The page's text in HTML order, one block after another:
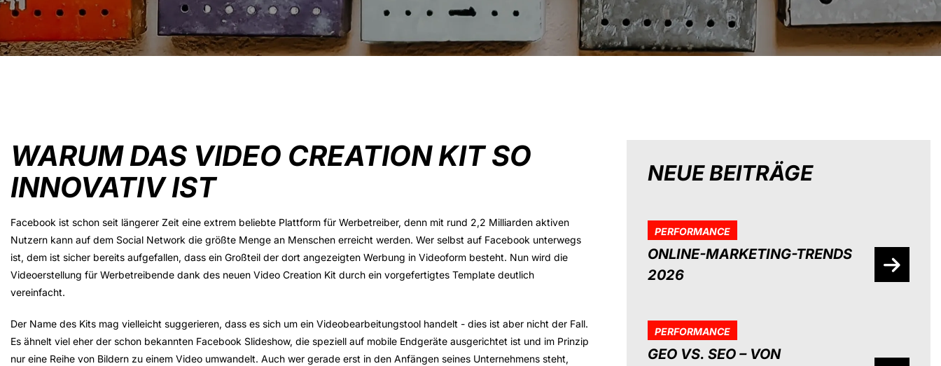
WARUM DAS VIDEO CREATION KIT SO
INNOVATIV IST
Facebook ist schon seit längerer Zeit eine extrem beliebte Plattform für Werbetreiber, denn mit rund 2,2 Milliarden aktiven
Nutzern kann auf dem Social Network die größte Menge an Menschen erreicht werden. Wer selbst auf Facebook unterwegs
ist, dem ist sicher bereits aufgefallen, dass ein Großteil der dort angezeigten Werbung in Videoform besteht. Nun wird die
Videoerstellung für Werbetreibende dank des neuen Video Creation Kit durch ein vorgefertigtes Template deutlich
vereinfacht.
Der Name des Kits mag vielleicht suggerieren, dass es sich um ein Videobearbeitungstool handelt - dies ist aber nicht der Fall.
Es ähnelt viel eher der schon bekannten Facebook Slideshow, die speziell auf mobile Endgeräte ausgerichtet ist und im Prinzip
nur eine Reihe von Bildern zu einem Video umwandelt. Auch wer gerade erst in den Anfängen seines Unternehmens steht,
NEUE BEITRÄGE
PERFORMANCE
ONLINE-MARKETING-TRENDS
2026
PERFORMANCE
GEO VS. SEO – VON